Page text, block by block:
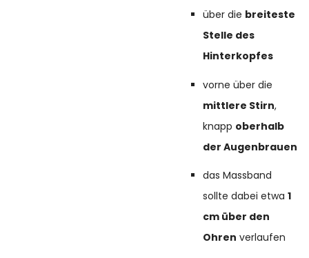
über die breiteste
Stelle des
Hinterkopfes
vorne über die
mittlere Stirn,
knapp oberhalb
der Augenbrauen
das Massband
sollte dabei etwa1
cm über den
Ohren verlaufen